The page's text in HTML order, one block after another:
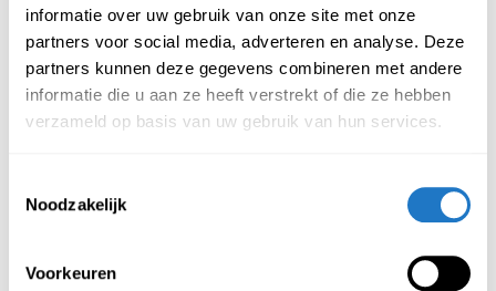
informatie over uw gebruik van onze site met onze
partners voor social media, adverteren en analyse. Deze
partners kunnen deze gegevens combineren met andere
informatie die u aan ze heeft verstrekt of die ze hebben
verzameld op basis van uw gebruik van hun services.
Noodzakelijk
Voorkeuren
Rood RAL3000
Blauw RAL5010
Grijs RAL7035
Standaard keuze uit twee verschillende sloten:
Cilinderslot
met elektrisch slot te ontvangen.
mogelijkheden.